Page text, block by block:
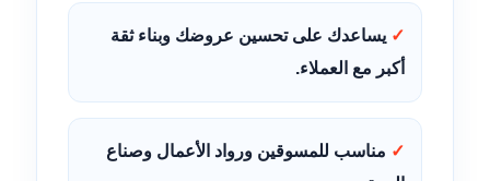
يساعدك على تحسين عروضك وبناء ثقة
أكبر مع العملاء.
مناسب للمسوقين ورواد الأعمال وصناع